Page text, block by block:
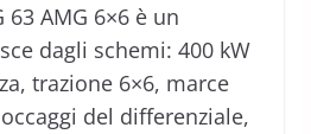
63 AMG 6×6 è un
dagli schemi: 400 kW
trazione 6×6, marce
del differenziale,